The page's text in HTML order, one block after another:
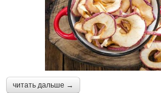
читать дальше →